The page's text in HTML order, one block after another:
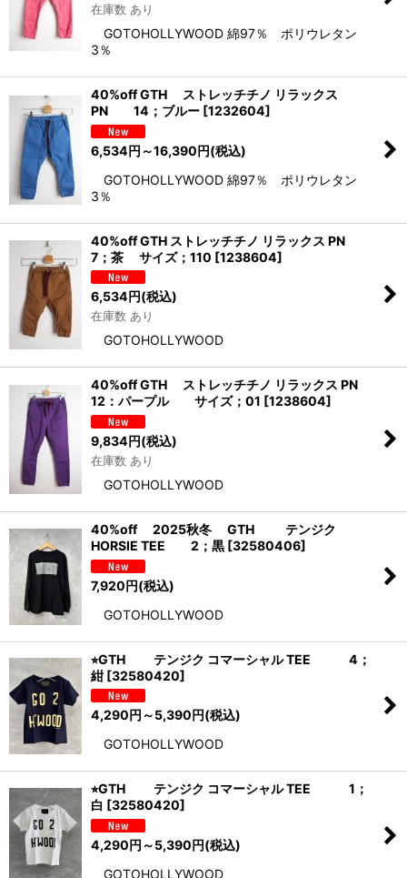
在庫数 あり
GOTOHOLLYWOOD 綿97％ ポリウレタン
3％
40%off GTH ストレッチチノ リラックス
PN 14；ブルー [1232604]
6,534円 ～16,390円(税込)
GOTOHOLLYWOOD 綿97％ ポリウレタン
3％
40%off GTH ストレッチチノ リラックス PN
7；茶 サイズ；110 [1238604]
6,534円(税込)
在庫数 あり
GOTOHOLLYWOOD
40%off GTH ストレッチチノ リラックス PN
12：パープル サイズ；01 [1238604]
9,834円(税込)
在庫数 あり
GOTOHOLLYWOOD
40%off 2025秋冬 GTH テンジク
HORSIE TEE 2；黒 [32580406]
7,920円(税込)
GOTOHOLLYWOOD
⭐︎GTH テンジク コマーシャル TEE 4；
紺 [32580420]
4,290円 ～5,390円(税込)
GOTOHOLLYWOOD
⭐︎GTH テンジク コマーシャル TEE 1；
白 [32580420]
4,290円 ～5,390円(税込)
GOTOHOLLYWOOD